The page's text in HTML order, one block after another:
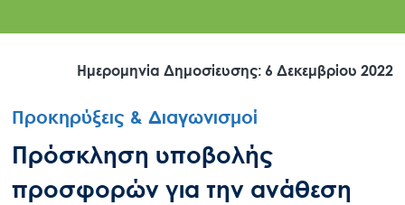
Ημερομηνία Δημοσίευσης: 6 Δεκεμβρίου 2022
Προκηρύξεις & Διαγωνισμοί
Πρόσκληση υποβολής
προσφορών για την ανάθεση